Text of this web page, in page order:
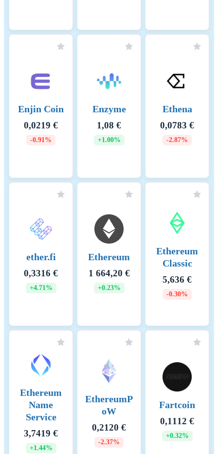
Enjin Coin
0,0219 €
-0.91%
Enzyme
1,08 €
+1.00%
Ethena
0,0783 €
-2.87%
ether.fi
0,3316 €
+4.71%
Ethereum
1 664,20 €
+0.23%
Ethereum
Classic
5,636 €
-0.30%
Ethereum
Name
Service
3,7419 €
+1.44%
EthereumP
oW
0,2120 €
-2.37%
Fartcoin
0,1112 €
+0.32%